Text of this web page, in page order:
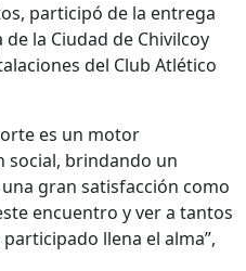
participó de la entrega
la Ciudad de Chivilcoy
del Club Atlético
es un motor
social, brindando un
gran satisfacción como
encuentro y ver a tantos
llena el alma”,